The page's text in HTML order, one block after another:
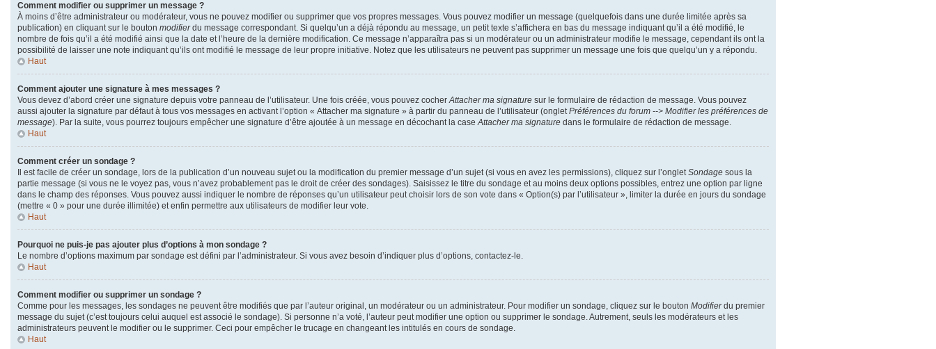
Comment modifier ou supprimer un message ?
À moins d’être administrateur ou modérateur, vous ne pouvez modifier ou supprimer que vos propres messages. Vous pouvez modifier un message (quelquefois dans une durée limitée après sa
publication) en cliquant sur le bouton modifierdu message correspondant. Si quelqu’un a déjà répondu au message, un petit texte s’affichera en bas du message indiquant qu’il a été modifié, le
nombre de fois qu’il a été modifié ainsi que la date et l’heure de la dernière modification. Ce message n’apparaîtra pas si un modérateur ou un administrateur modifie le message, cependant ils ont la
possibilité de laisser une note indiquant qu’ils ont modifié le message de leur propre initiative. Notez que les utilisateurs ne peuvent pas supprimer un message une fois que quelqu’un y a répondu.
Haut
Comment ajouter une signature à mes messages ?
Vous devez d’abord créer une signature depuis votre panneau de l’utilisateur. Une fois créée, vous pouvez cocherAttacher ma signature sur le formulaire de rédaction de message. Vous pouvez
aussi ajouter la signature par défaut à tous vos messages en activant l’option « Attacher ma signature » à partir du panneau de l’utilisateur (ongletPréférences du forum --> Modifier les préférences de
message). Par la suite, vous pourrez toujours empêcher une signature d’être ajoutée à un message en décochant la caseAttacher ma signature dans le formulaire de rédaction de message.
Haut
Comment créer un sondage ?
Il est facile de créer un sondage, lors de la publication d’un nouveau sujet ou la modification du premier message d’un sujet (si vous en avez les permissions), cliquez sur l’ongletSondage sous la
partie message (si vous ne le voyez pas, vous n’avez probablement pas le droit de créer des sondages). Saisissez le titre du sondage et au moins deux options possibles, entrez une option par ligne
dans le champ des réponses. Vous pouvez aussi indiquer le nombre de réponses qu’un utilisateur peut choisir lors de son vote dans « Option(s) par l’utilisateur », limiter la durée en jours du sondage
(mettre « 0 » pour une durée illimitée) et enfin permettre aux utilisateurs de modifier leur vote.
Haut
Pourquoi ne puis-je pas ajouter plus d’options à mon sondage ?
Le nombre d’options maximum par sondage est défini par l’administrateur. Si vous avez besoin d’indiquer plus d’options, contactez-le.
Haut
Comment modifier ou supprimer un sondage ?
Comme pour les messages, les sondages ne peuvent être modifiés que par l’auteur original, un modérateur ou un administrateur. Pour modifier un sondage, cliquez sur le bouton Modifierdu premier
message du sujet (c’est toujours celui auquel est associé le sondage). Si personne n’a voté, l’auteur peut modifier une option ou supprimer le sondage. Autrement, seuls les modérateurs et les
administrateurs peuvent le modifier ou le supprimer. Ceci pour empêcher le trucage en changeant les intitulés en cours de sondage.
Haut